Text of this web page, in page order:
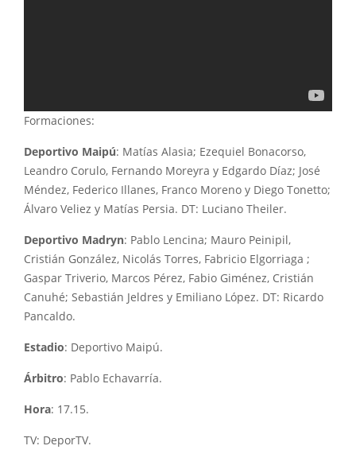
Formaciones:
Deportivo Maipú: Matías Alasia; Ezequiel Bonacorso,
Leandro Corulo, Fernando Moreyra y Edgardo Díaz; José
Méndez, Federico Illanes, Franco Moreno y Diego Tonetto;
Álvaro Veliez y Matías Persia. DT: Luciano Theiler.
Deportivo Madryn: Pablo Lencina; Mauro Peinipil,
Cristián González, Nicolás Torres, Fabricio Elgorriaga ;
Gaspar Triverio, Marcos Pérez, Fabio Giménez, Cristián
Canuhé; Sebastián Jeldres y Emiliano López. DT: Ricardo
Pancaldo.
Estadio: Deportivo Maipú.
Árbitro: Pablo Echavarría.
Hora: 17.15.
TV: DeporTV.